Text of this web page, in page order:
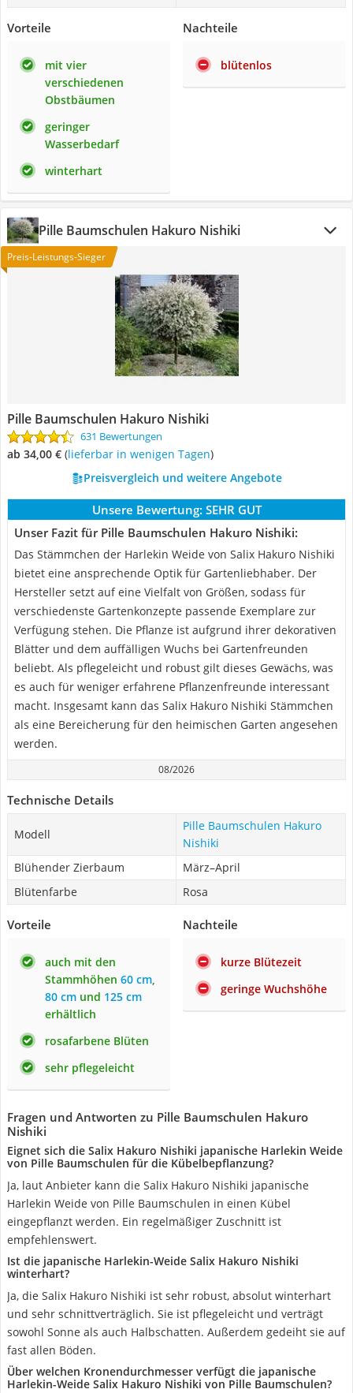
Vorteile
mit vier
verschiedenen
Obstbäumen
geringer
Wasserbedarf
winterhart
Nachteile
blütenlos
Pille Baumschulen Hakuro Nishiki
Preis-Leistungs-Sieger
Pille Baumschulen Hakuro Nishiki
631 Bewertungen
ab 34,00 € ( Lieferbar in wenigen Tagen)
Preisvergleich und weitere Angebote
Unsere Bewertung: SEHR GUT
Unser Fazit für Pille Baumschulen Hakuro Nishiki:
Das Stämmchen der Harlekin Weide von Salix Hakuro Nishiki
bietet eine ansprechende Optik für Gartenliebhaber. Der
Hersteller setzt auf eine Vielfalt von Größen, sodass für
verschiedenste Gartenkonzepte passende Exemplare zur
Verfügung stehen. Die Pflanze ist aufgrund ihrer dekorativen
Blätter und dem auffälligen Wuchs bei Gartenfreunden
beliebt. Als pflegeleicht und robust gilt dieses Gewächs, was
es auch für weniger erfahrene Pflanzenfreunde interessant
macht. Insgesamt kann das Salix Hakuro Nishiki Stämmchen
als eine Bereicherung für den heimischen Garten angesehen
werden.
08/2026
Technische Details
Modell
Pille Baumschulen Hakuro
Nishiki
Blühender Zierbaum
März–April
Blütenfarbe
Rosa
Vorteile
auch mit den
Stammhöhen 60 cm,
80 cm und 125 cm
erhältlich
rosafarbene Blüten
sehr pflegeleicht
Nachteile
kurze Blütezeit
geringe Wuchshöhe
Fragen und Antworten zu Pille Baumschulen Hakuro
Nishiki
Eignet sich die Salix Hakuro Nishiki japanische Harlekin Weide
von Pille Baumschulen für die Kübelbepflanzung?
Ja, laut Anbieter kann die Salix Hakuro Nishiki japanische
Harlekin Weide von Pille Baumschulen in einen Kübel
eingepflanzt werden. Ein regelmäßiger Zuschnitt ist
empfehlenswert.
Ist die japanische Harlekin-Weide Salix Hakuro Nishiki
winterhart?
Ja, die Salix Hakuro Nishiki ist sehr robust, absolut winterhart
und sehr schnittverträglich. Sie ist pflegeleicht und verträgt
sowohl Sonne als auch Halbschatten. Außerdem gedeiht sie auf
fast allen Böden.
Über welchen Kronendurchmesser verfügt die japanische
Harlekin-Weide Salix Hakuro Nishiki von Pille Baumschulen?